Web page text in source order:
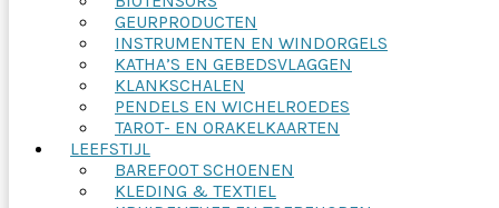
GEURPRODUCTEN
INSTRUMENTEN EN WINDORGELS
KATHA’S EN GEBEDSVLAGGEN
KLANKSCHALEN
PENDELS EN WICHELROEDES
TAROT- EN ORAKELKAARTEN
LEEFSTIJL
BAREFOOT SCHOENEN
KLEDING & TEXTIEL